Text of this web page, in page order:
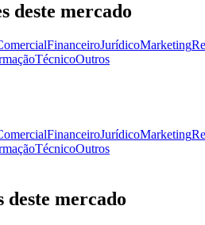
deste mercado
FinanceiroJurídicoMarketing
TécnicoOutros
FinanceiroJurídicoMarketing
TécnicoOutros
deste mercado